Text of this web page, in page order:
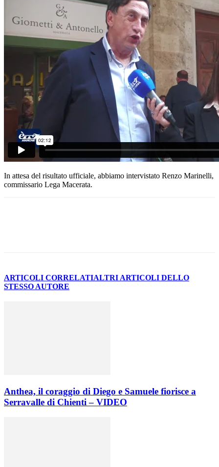
In attesa del risultato ufficiale, abbiamo intervistato Renzo Marinelli,
commissario Lega Macerata.
ARTICOLI CORRELATIALTRI ARTICOLI DELLO
STESSO AUTORE
Anthea, il coraggio di Diego e Samuele fiorisce a
Serravalle di Chienti – VIDEO